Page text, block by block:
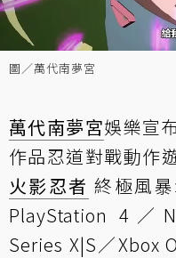
圖／萬代南夢宮
萬代南夢宮娛樂宣
作品忍道對戰動作
火影忍者 終極風
PlayStation 4／
Series X|S／Xbox